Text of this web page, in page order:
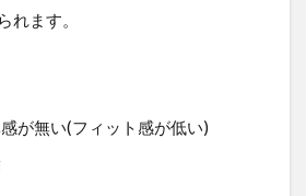
れます。
が無い(フィット感が低い)